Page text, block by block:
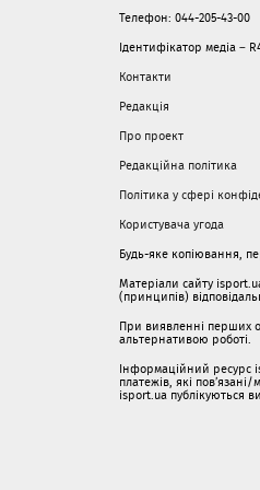
Телефон: 044-205-43-00
Ідентифікатор медіа –
Контакти
Редакція
Про проект
Редакційна політика
Політика у сфері
Користувача угода
Будь-яке копіювання,
Матеріали сайту
(принципів)
При виявленні перших
альтернативою роботі.
Інформаційний ресурс
платежів, які
isport.ua публікуються